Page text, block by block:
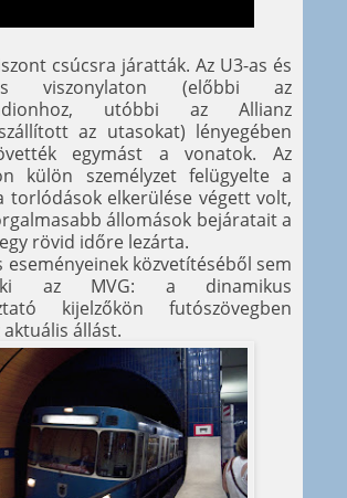
csúcsra járatták. Az U3-as és
viszonylaton (előbbi az
utóbbi az Allianz
az utasokat) lényegében
egymást a vonatok. Az
külön személyzet felügyelte a
torlódások elkerülése végett volt,
állomások bejáratait a
rövid időre lezárta.
eseményeinek közvetítéséből sem
az MVG: a dinamikus
kijelzőkön futószövegben
állást.